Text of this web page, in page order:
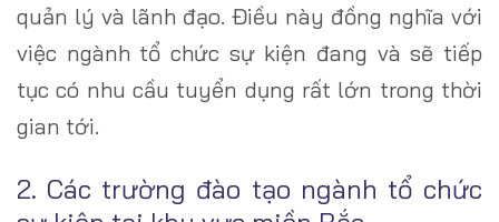
quản lý và lãnh đạo. Điều này đồng nghĩa với
việc ngành tổ chức sự kiện đang và sẽ tiếp
tục có nhu cầu tuyển dụng rất lớn trong thời
gian tới.
2. Các trường đào tạo ngành tổ chức